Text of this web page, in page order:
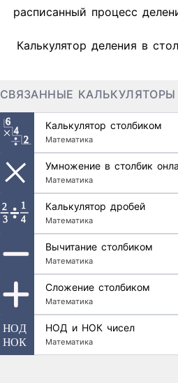
расписанный процесс
Калькулятор деления в
СВЯЗАННЫЕ КАЛЬКУЛЯТОРЫ
Калькулятор столбиком
Математика
Умножение в столбик
Математика
Калькулятор дробей
Математика
Вычитание столбиком
Математика
Сложение столбиком
Математика
НОД и НОК чисел
Математика